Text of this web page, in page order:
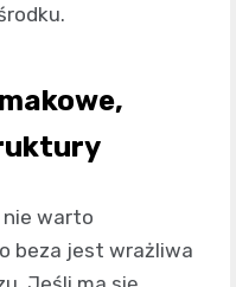
warto
beza jest wrażliwa